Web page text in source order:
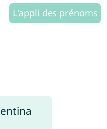
L'appli des prénoms